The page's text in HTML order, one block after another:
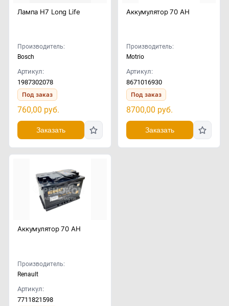
Лампа H7 Long Life
Производитель:
Bosch
Артикул:
1987302078
Под заказ
760,00 руб.
Заказать
Аккумулятор 70 АH
Производитель:
Motrio
Артикул:
8671016930
Под заказ
8700,00 руб.
Заказать
Аккумулятор 70 АH
Производитель:
Renault
Артикул:
7711821598